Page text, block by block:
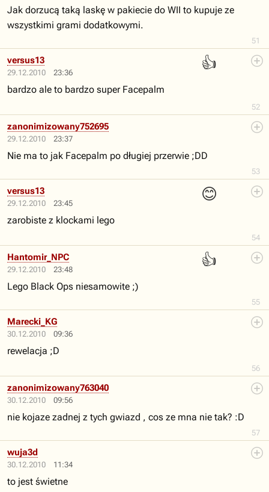
51
Jak dorzucą taką laskę w pakiecie do WII to kupuje ze
wszystkimi grami dodatkowymi.
29.12.2010 23:36
👍
52
versus13
bardzo ale to bardzo super Facepalm
29.12.2010 23:37
53
zanonimizowany752695
Nie ma to jak Facepalm po długiej przerwie ;DD
29.12.2010 23:45
😊
54
versus13
zarobiste z klockami lego
29.12.2010 23:48
👍
55
Hantomir_NPC
Lego Black Ops niesamowite ;)
30.12.2010 09:36
56
Marecki_KG
rewelacja ;D
30.12.2010 09:56
57
zanonimizowany763040
nie kojaze zadnej z tych gwiazd , cos ze mna nie tak? :D
30.12.2010 11:34
wuja3d
to jest świetne